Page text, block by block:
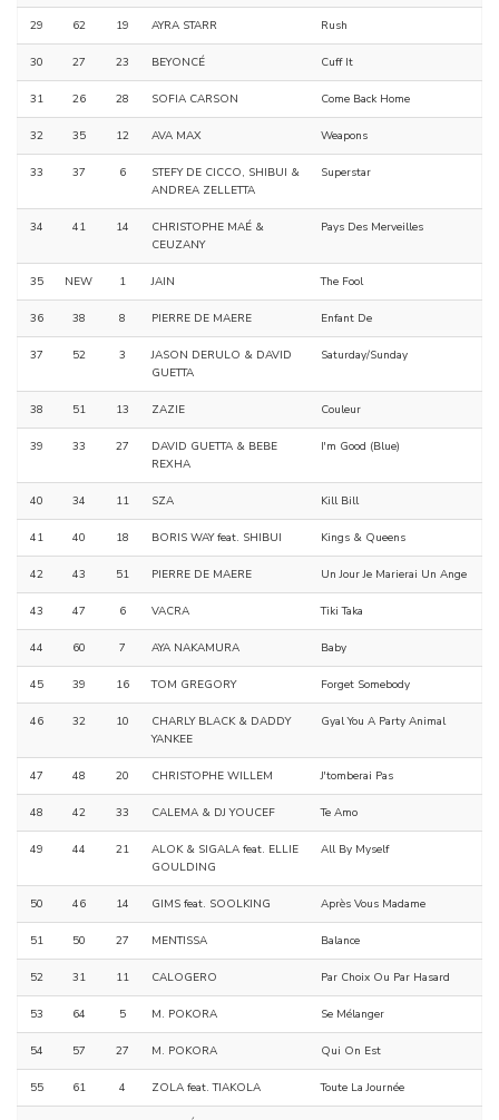
29 62 19 AYRA STARR Rush
30 27 23 BEYONCÉ Cuff It
31 26 28 SOFIA CARSON Come Back Home
32 35 12 AVA MAX Weapons
33 37 6
STEFY DE CICCO, SHIBUI &
ANDREA ZELLETTA
Superstar
34 41 14
CHRISTOPHE MAÉ &
CEUZANY
Pays Des Merveilles
35 NEW 1 JAIN The Fool
36 38 8 PIERRE DE MAERE Enfant De
37 52 3
JASON DERULO & DAVID
GUETTA
Saturday/Sunday
38 51 13 ZAZIE Couleur
39 33 27
DAVID GUETTA & BEBE
REXHA
I'm Good (Blue)
40 34 11 SZA Kill Bill
41 40 18 BORIS WAY feat. SHIBUI Kings & Queens
42 43 51 PIERRE DE MAERE Un Jour Je Marierai Un Ange
43 47 6 VACRA Tiki Taka
44 60 7 AYA NAKAMURA Baby
45 39 16 TOM GREGORY Forget Somebody
46 32 10
CHARLY BLACK & DADDY
YANKEE
Gyal You A Party Animal
47 48 20 CHRISTOPHE WILLEM J'tomberai Pas
48 42 33 CALEMA & DJ YOUCEF Te Amo
49 44 21
ALOK & SIGALA feat. ELLIE
GOULDING
All By Myself
50 46 14 GIMS feat. SOOLKING Après Vous Madame
51 50 27 MENTISSA Balance
52 31 11 CALOGERO Par Choix Ou Par Hasard
53 64 5 M. POKORA Se Mélanger
54 57 27 M. POKORA Qui On Est
55 61 4 ZOLA feat. TIAKOLA Toute La Journée